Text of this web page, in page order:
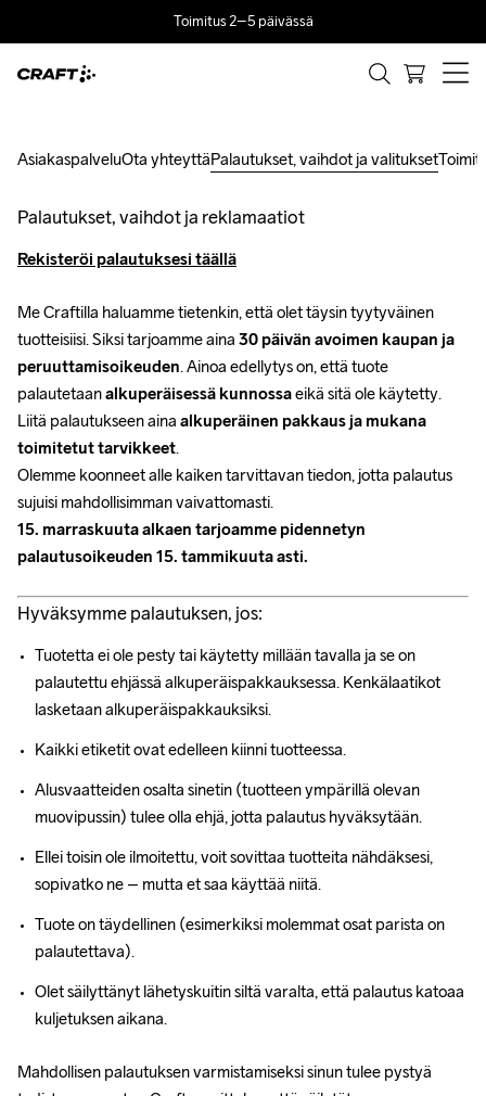
Toimitus 2–5 päivässä
AsiakaspalveluOta yhteyttäPalautukset, vaihdot ja valitukset
Palautukset, vaihdot ja reklamaatiot
Rekisteröi palautuksesi täällä
Me Craftilla haluamme tietenkin, että olet täysin tyytyväinen
tuotteisiisi. Siksi tarjoamme aina 30 päivän avoimen kaupan ja
peruuttamisoikeuden. Ainoa edellytys on, että tuote
palautetaan alkuperäisessä kunnossa eikä sitä ole käytetty.
Liitä palautukseen aina alkuperäinen pakkaus ja mukana
toimitetut tarvikkeet.
Olemme koonneet alle kaiken tarvittavan tiedon, jotta palautus
sujuisi mahdollisimman vaivattomasti.
15. marraskuuta alkaen tarjoamme pidennetyn
palautusoikeuden 15. tammikuuta asti.
Hyväksymme palautuksen, jos:
Tuotetta ei ole pesty tai käytetty millään tavalla ja se on
palautettu ehjässä alkuperäispakkauksessa. Kenkälaatikot
lasketaan alkuperäispakkauksiksi.
Kaikki etiketit ovat edelleen kiinni tuotteessa.
Alusvaatteiden osalta sinetin (tuotteen ympärillä olevan
muovipussin) tulee olla ehjä, jotta palautus hyväksytään.
Ellei toisin ole ilmoitettu, voit sovittaa tuotteita nähdäksesi,
sopivatko ne – mutta et saa käyttää niitä.
Tuote on täydellinen (esimerkiksi molemmat osat parista on
palautettava).
Olet säilyttänyt lähetyskuitin siltä varalta, että palautus katoaa
kuljetuksen aikana.
Mahdollisen palautuksen varmistamiseksi sinun tulee pystyä